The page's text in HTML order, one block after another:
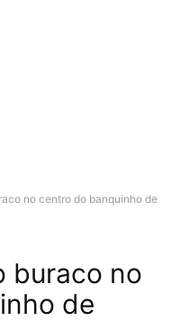
no centro do banquinho de
buraco no
de